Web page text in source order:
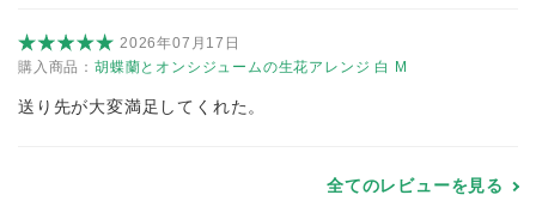
2026年07月17日
購入商品： 胡蝶蘭とオンシジュームの生花アレンジ 白 M
送り先が大変満足してくれた。
全てのレビューを見る